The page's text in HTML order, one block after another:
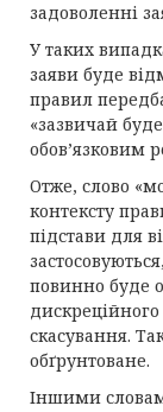
задоволенні
У таких
заяви буде
правил
«зазвичай
обов’язковим
Отже, слово
контексту
підстави для
повинно буде
скасування.
обґрунтоване.
Іншими